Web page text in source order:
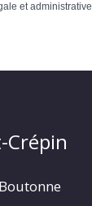
et administrative
Crépin